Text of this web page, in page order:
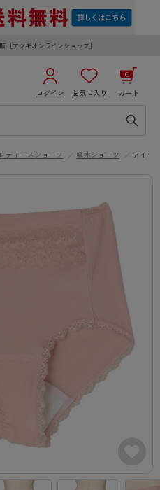
アツギオンラインショップ］
ログイン お気に入り カート
0
入で送料無料
ックス
丈ソックス
ックス
レディースショーツ 吸水ショーツ アイテ